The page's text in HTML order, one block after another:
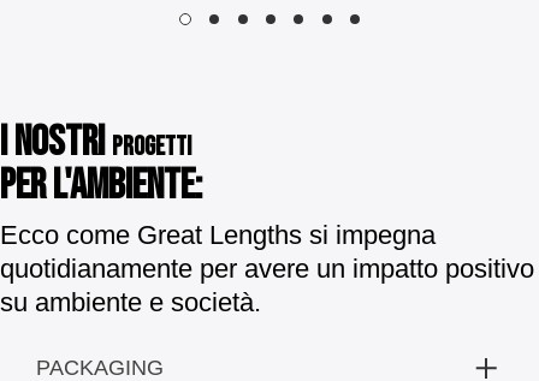
I NOSTRI PROGETTI
PER L'AMBIENTE:
Ecco come Great Lengths si impegna
quotidianamente per avere un impatto positivo
su ambiente e società.
PACKAGING